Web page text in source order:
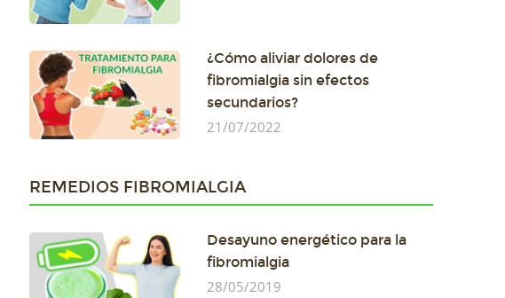
¿Cómo aliviar dolores de
fibromialgia sin efectos
secundarios?
21/07/2022
REMEDIOS FIBROMIALGIA
Desayuno energético para la
fibromialgia
28/05/2019